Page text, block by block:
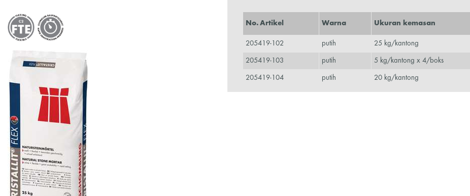
No. Artikel Warna Ukuran kemasan
205419-102 putih 25 kg/kantong
205419-103 putih 5 kg/kantong x 4/boks
205419-104 putih 20 kg/kantong